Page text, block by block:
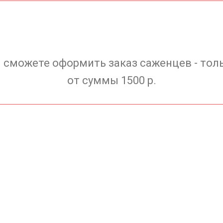
оформить заказ саженцев -
от суммы 1500 р.